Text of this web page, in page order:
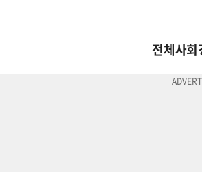
전체사회